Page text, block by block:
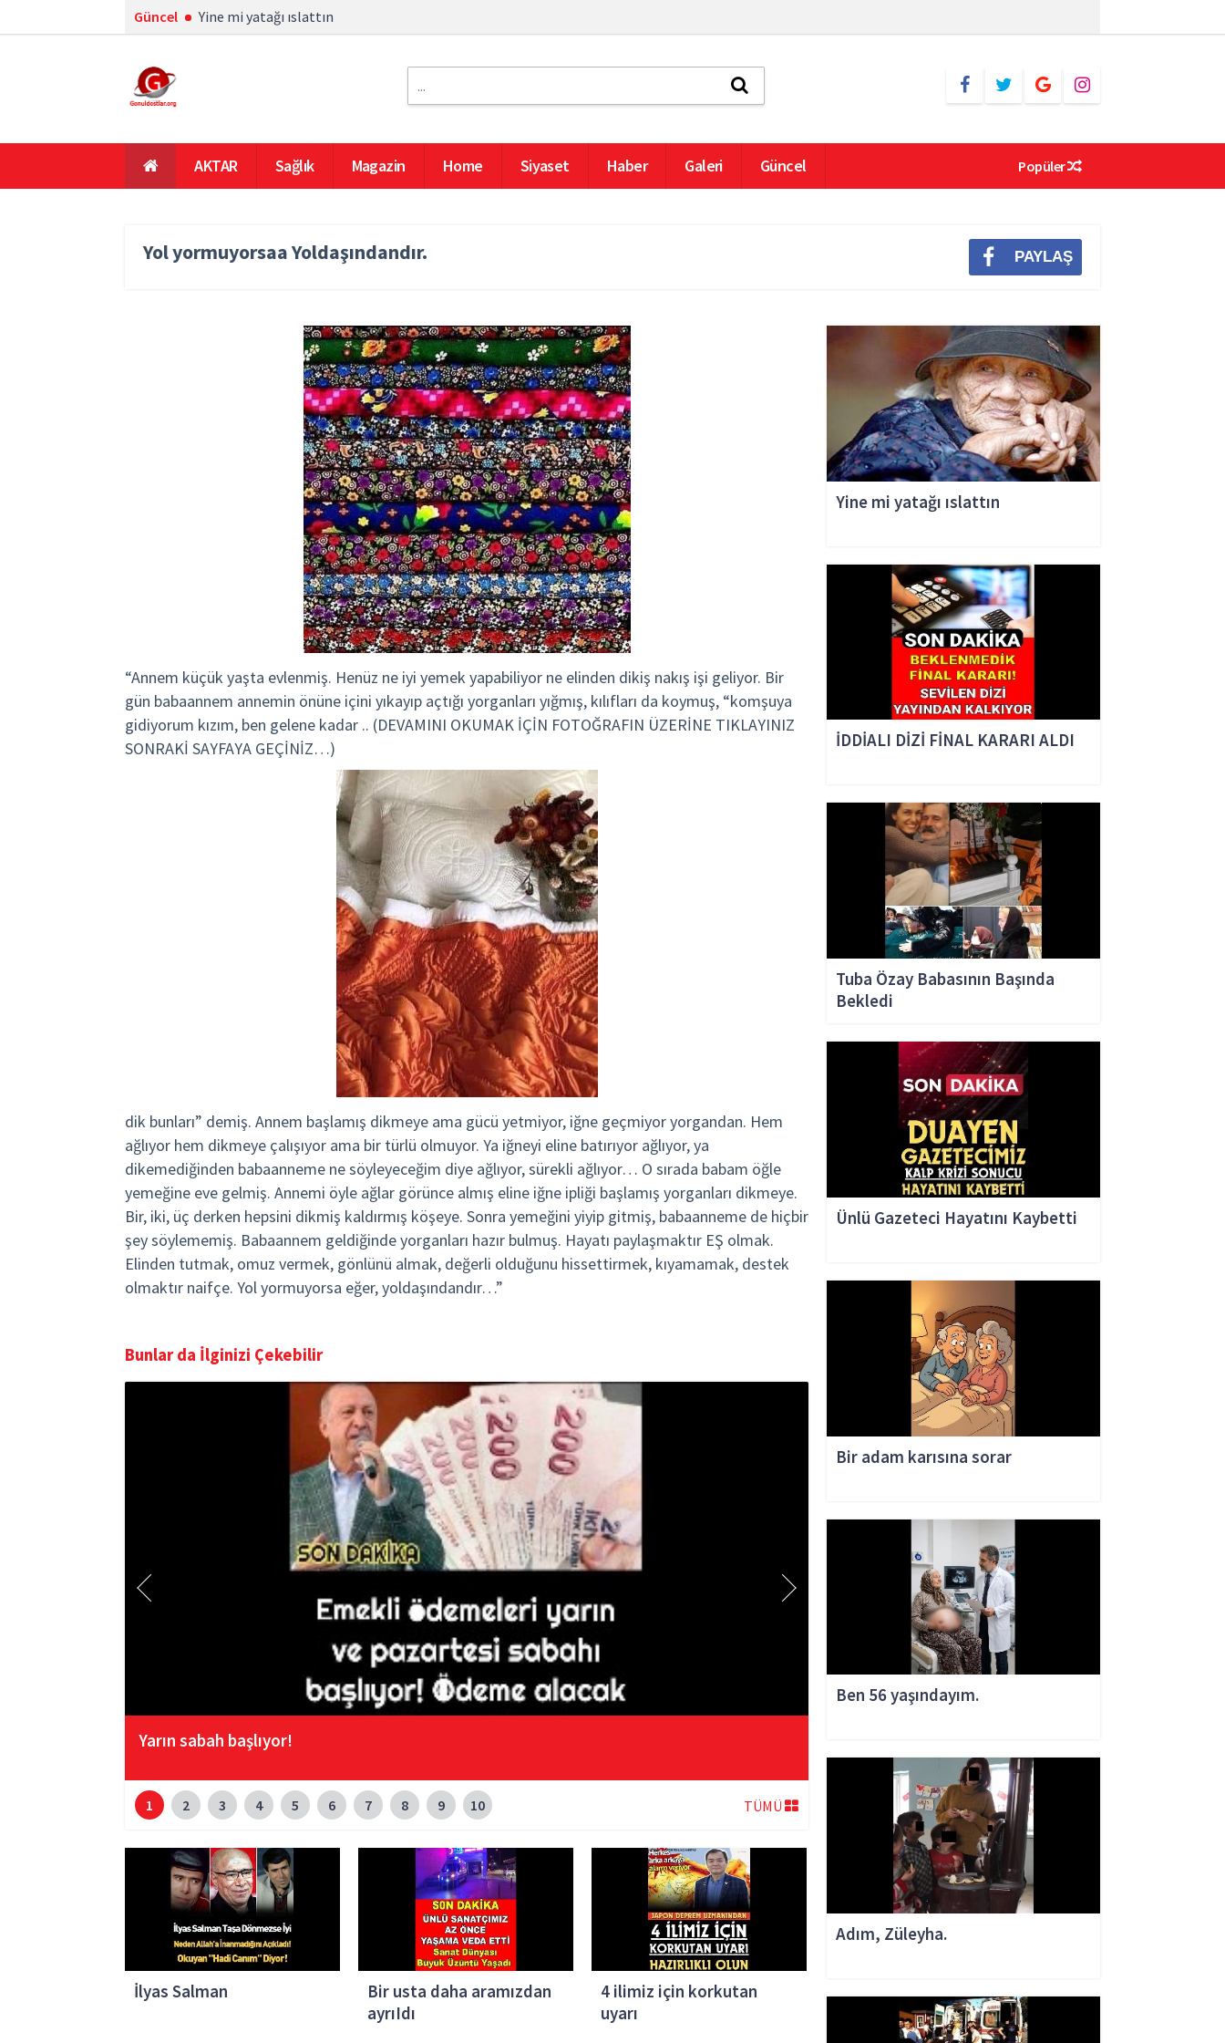
Güncel Yine mi yatağı ıslattın
AKTAR Sağlık Magazin Home Siyaset Haber Galeri Güncel Popüler
Yol yormuyorsaa Yoldaşındandır. PAYLAŞ
“Annem küçük yaşta evlenmiş. Henüz ne iyi yemek yapabiliyor ne elinden dikiş nakış işi geliyor. Bir
gün babaannem annemin önüne içini yıkayıp açtığı yorganları yığmış, kılıfları da koymuş, “komşuya
gidiyorum kızım, ben gelene kadar .. (DEVAMINI OKUMAK İÇİN FOTOĞRAFIN ÜZERİNE TIKLAYINIZ
SONRAKİ SAYFAYA GEÇİNİZ…)
dik bunları” demiş. Annem başlamış dikmeye ama gücü yetmiyor, iğne geçmiyor yorgandan. Hem
ağlıyor hem dikmeye çalışıyor ama bir türlü olmuyor. Ya iğneyi eline batırıyor ağlıyor, ya
dikemediğinden babaanneme ne söyleyeceğim diye ağlıyor, sürekli ağlıyor… O sırada babam öğle
yemeğine eve gelmiş. Annemi öyle ağlar görünce almış eline iğne ipliği başlamış yorganları dikmeye.
Bir, iki, üç derken hepsini dikmiş kaldırmış köşeye. Sonra yemeğini yiyip gitmiş, babaanneme de hiçbir
şey söylememiş. Babaannem geldiğinde yorganları hazır bulmuş. Hayatı paylaşmaktır EŞ olmak.
Elinden tutmak, omuz vermek, gönlünü almak, değerli olduğunu hissettirmek, kıyamamak, destek
olmaktır naifçe. Yol yormuyorsa eğer, yoldaşındandır…”
Bunlar da İlginizi Çekebilir
Yarın sabah başlıyor!
1 2 3 4 5 6 7 8 9 10 TÜMÜ
İlyas Salman
Bir usta daha aramızdan
ayrıIdı
4 ilimiz için korkutan
uyarı
Yine mi yatağı ıslattın
İDDİALI DİZİ FİNAL KARARI ALDI
Tuba Özay Babasının Başında
Bekledi
Ünlü Gazeteci Hayatını Kaybetti
Bir adam karısına sorar
Ben 56 yaşındayım.
Adım, Züleyha.